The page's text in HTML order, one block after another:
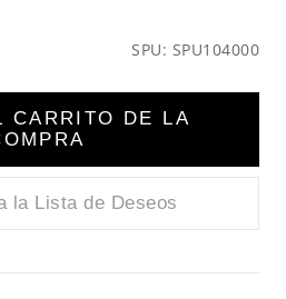
SPU: SPU104000
CARRITO DE LA
la Lista de Deseos